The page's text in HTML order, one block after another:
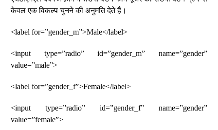
केवल एक विकल्प चुनने की अनुमति देते हैं।
<label for=”gender_m”>Male</label>
<input type=”radio” id=”gender_m” name=”gender”
value=”male”>
<label for=”gender_f”>Female</label>
<input type=”radio” id=”gender_f” name=”gender”
value=”female”>